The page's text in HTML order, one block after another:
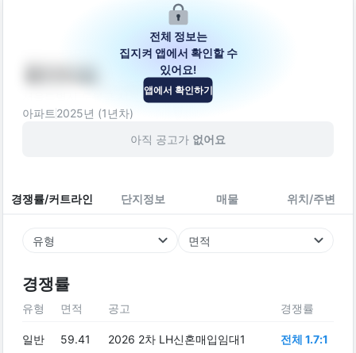
서울특별시 도봉구 시루봉로 245-18
아파트 2025년 (1년차)
아직 공고가 없어요
경쟁률/커트라인 단지정보 매물 위치/주변
유형 면적
경쟁률
전체 정보는
집지켜 앱에서 확인할 수
있어요!
앱에서 확인하기
유형 면적 공고 경쟁률
일반 59.41 2026 2차 LH신혼매입임대1 전체 1.7:1